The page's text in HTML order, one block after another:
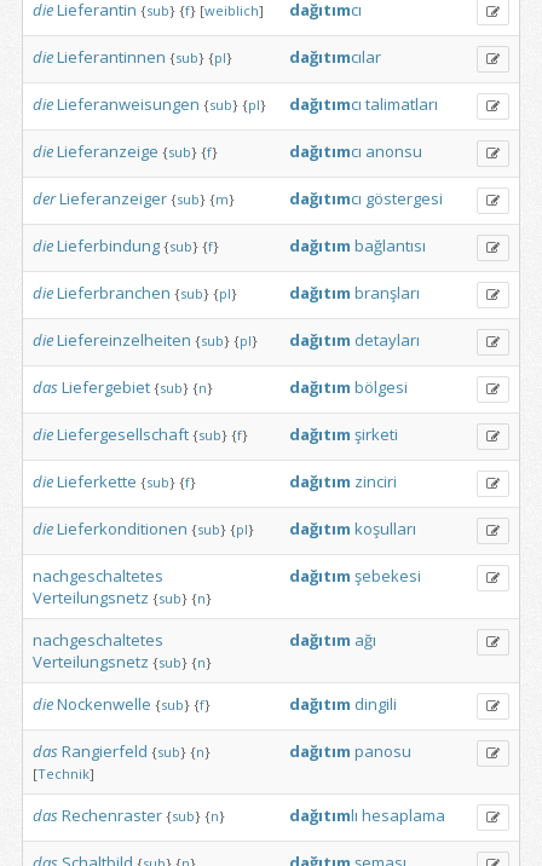
dieLieferantin {sub} {f} [weiblich] dağıtımcı
dieLieferantinnen {sub} {pl} dağıtımcılar
dieLieferanweisungen {sub} {pl} dağıtımcı talimatları
dieLieferanzeige {sub} {f} dağıtımcı anonsu
derLieferanzeiger {sub} {m} dağıtımcı göstergesi
dieLieferbindung {sub} {f} dağıtım bağlantısı
dieLieferbranchen {sub} {pl} dağıtım branşları
dieLiefereinzelheiten {sub} {pl} dağıtım detayları
dasLiefergebiet {sub} {n} dağıtım bölgesi
dieLiefergesellschaft {sub} {f} dağıtım şirketi
dieLieferkette {sub} {f} dağıtım zinciri
dieLieferkonditionen {sub} {pl} dağıtım koşulları
nachgeschaltetes
Verteilungsnetz {sub} {n}
dağıtım şebekesi
nachgeschaltetes
Verteilungsnetz {sub} {n}
dağıtım ağı
dieNockenwelle {sub} {f} dağıtım dingili
dasRangierfeld {sub} {n}
[Technik]
dağıtım panosu
dasRechenraster {sub} {n} dağıtımlı hesaplama